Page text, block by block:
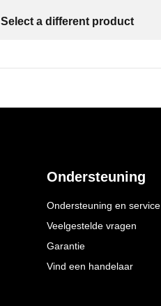
Select a different product
Ondersteuning
Ondersteuning en service
Veelgestelde vragen
Garantie
Vind een handelaar